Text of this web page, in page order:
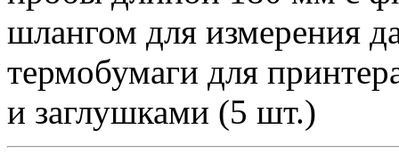
шлангом для измерения
термобумаги для
и заглушками (5 шт.)